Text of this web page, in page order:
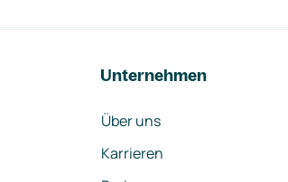
Unternehmen
Über uns
Karrieren